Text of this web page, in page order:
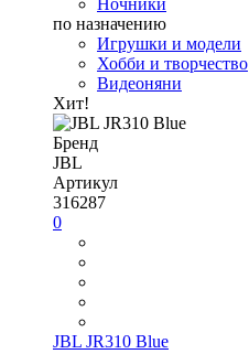
Ночники
по назначению
Игрушки и модели
Хобби и творчество
Видеоняни
Хит!
Бренд
JBL
Артикул
316287
0
JBL JR310 Blue